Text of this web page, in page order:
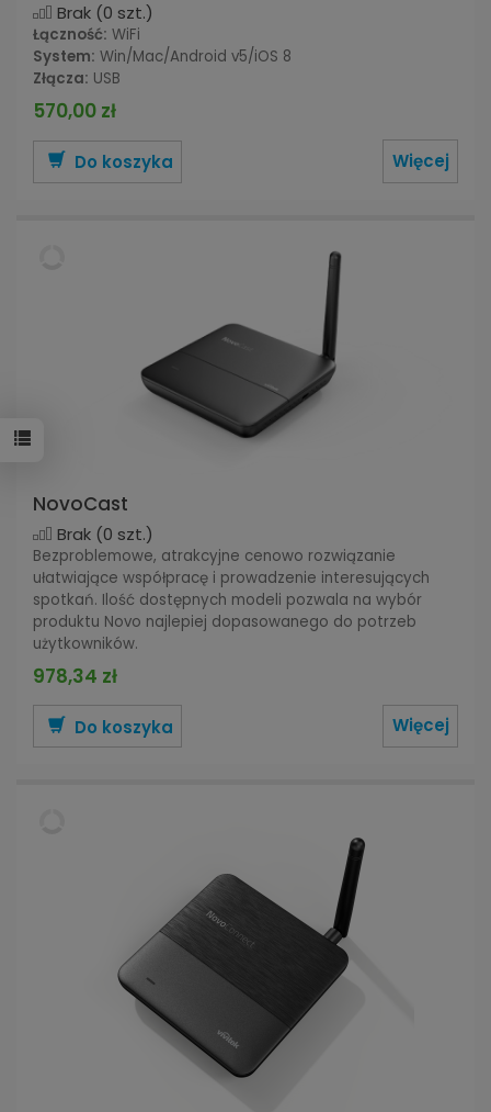
Brak (0 szt.)
Łączność: WiFi
System: Win/Mac/Android v5/iOS 8
Złącza: USB
570,00 zł
Do koszyka Więcej
NovoCast
Brak (0 szt.)
Bezproblemowe, atrakcyjne cenowo rozwiązanie
ułatwiające współpracę i prowadzenie interesujących
spotkań. Ilość dostępnych modeli pozwala na wybór
produktu Novo najlepiej dopasowanego do potrzeb
użytkowników.
978,34 zł
Do koszyka Więcej